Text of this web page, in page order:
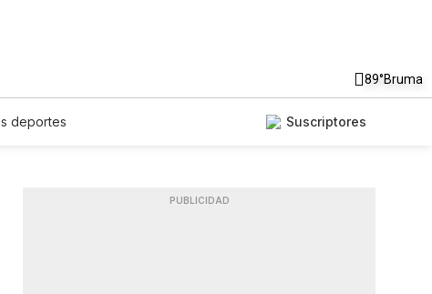
89°Bruma
deportes Suscriptores
PUBLICIDAD